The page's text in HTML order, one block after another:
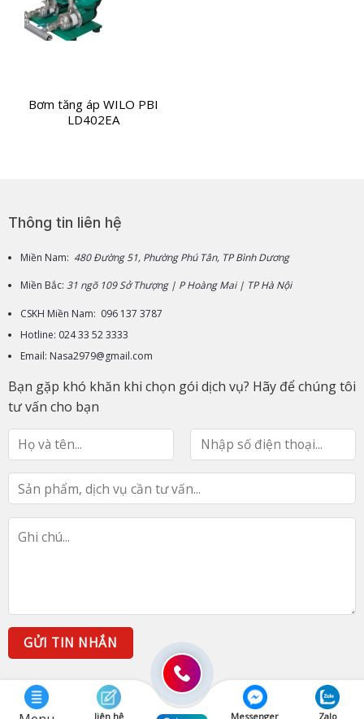
Bơm tăng áp WILO PBI
LD402EA
Thông tin liên hệ
Miền Nam: 480 Đường 51, Phường Phú Tân, TP Bình Dương
Miền Bắc: 31 ngõ 109 Sở Thượng | P Hoàng Mai | TP Hà Nội
CSKH Miền Nam: 096 137 3787
Hotline: 024 33 52 3333
Email: Nasa2979@gmail.com
Bạn gặp khó khăn khi chọn gói dịch vụ? Hãy để chúng tôi
tư vấn cho bạn
liên hệ Messenger Zalo